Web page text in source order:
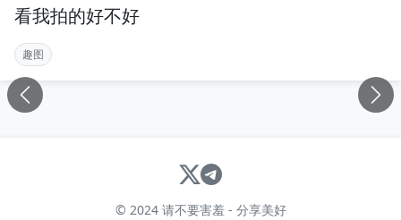
看我拍的好不好
趣图
© 2024 请不要害羞 - 分享美好